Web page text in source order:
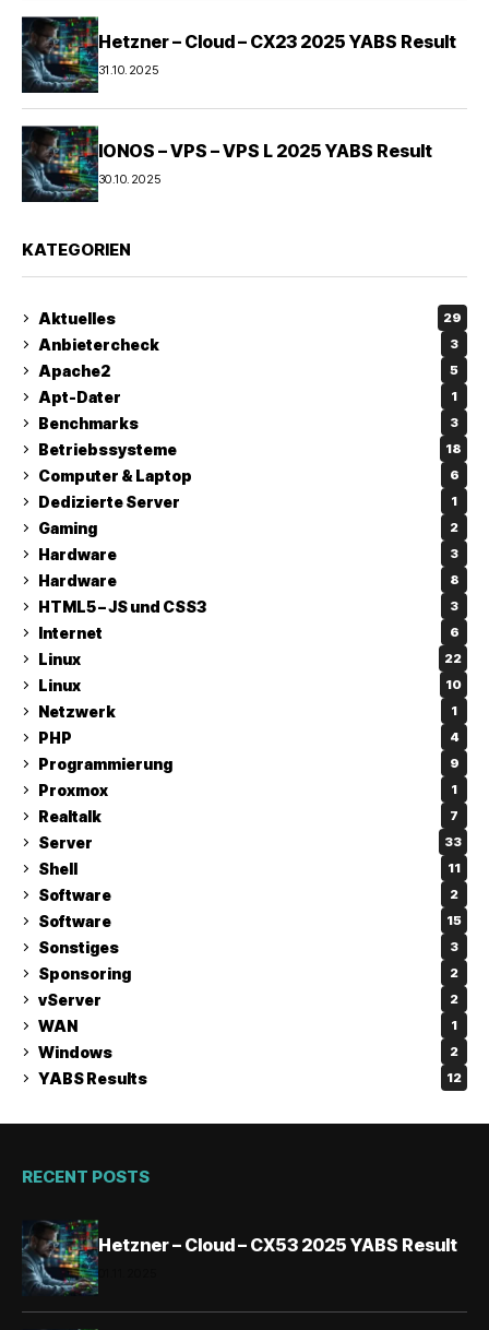
Hetzner – Cloud – CX23 2025 YABS Result
31.10.2025
IONOS – VPS – VPS L 2025 YABS Result
30.10.2025
KATEGORIEN
Aktuelles 29
Anbietercheck 3
Apache2 5
Apt-Dater 1
Benchmarks 3
Betriebssysteme 18
Computer & Laptop 6
Dedizierte Server 1
Gaming 2
Hardware 3
Hardware 8
HTML5 – JS und CSS3 3
Internet 6
Linux 22
Linux 10
Netzwerk 1
PHP 4
Programmierung 9
Proxmox 1
Realtalk 7
Server 33
Shell 11
Software 2
Software 15
Sonstiges 3
Sponsoring 2
vServer 2
WAN 1
Windows 2
YABS Results 12
RECENT POSTS
Hetzner – Cloud – CX53 2025 YABS Result